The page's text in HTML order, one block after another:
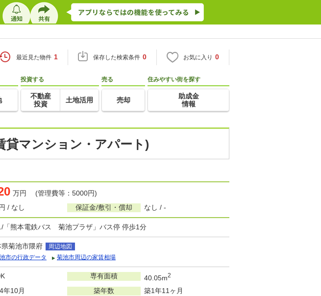
最近見た物件 1 保存した検索条件 0 お気に入り 0
投資する
不動産
投資
土地活用
売る
売却
住みやすい街を探す
助成金
情報
貸マンション・アパート)
万円 (管理費等：5000円)
/ なし 保証金/敷引・償却 なし / -
/「熊本電鉄バス 菊池プラザ」バス停 停歩1分
県菊池市隈府
周辺地図
市の行政データ
菊池市周辺の家賃相場
専有面積 40.05m2
年10月 築年数 築1年11ヶ月